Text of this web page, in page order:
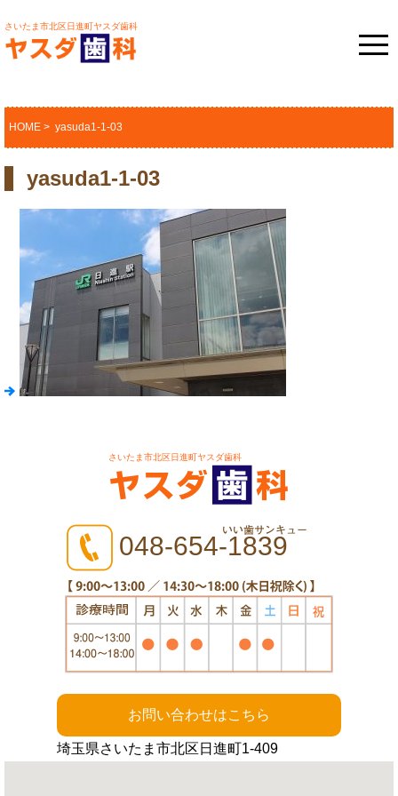
さいたま市北区日進町ヤスダ歯科
HOME > yasuda1-1-03
yasuda1-1-03
さいたま市北区日進町ヤスダ歯科
048-654-1839
お問い合わせはこちら
埼玉県さいたま市北区日進町1-409